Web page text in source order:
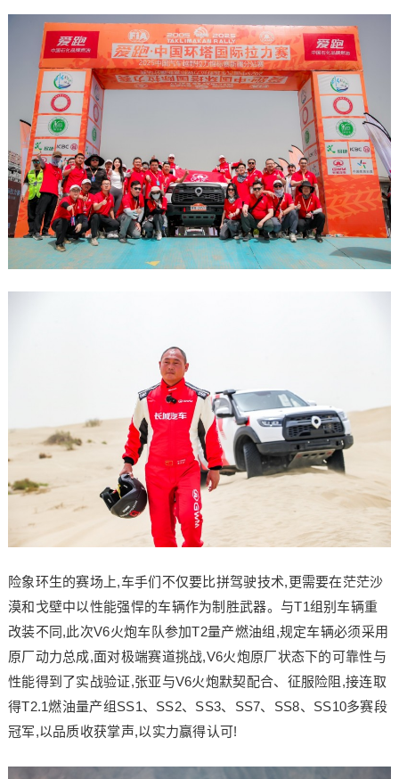
险象环生的赛场上,车手们不仅要比拼驾驶技术,更需要在茫茫沙
漠和戈壁中以性能强悍的车辆作为制胜武器。与T1组别车辆重
改装不同,此次V6火炮车队参加T2量产燃油组,规定车辆必须采用
原厂动力总成,面对极端赛道挑战,V6火炮原厂状态下的可靠性与
性能得到了实战验证,张亚与V6火炮默契配合、征服险阻,接连取
得T2.1燃油量产组SS1、SS2、SS3、SS7、SS8、SS10多赛段
冠军,以品质收获掌声,以实力赢得认可!